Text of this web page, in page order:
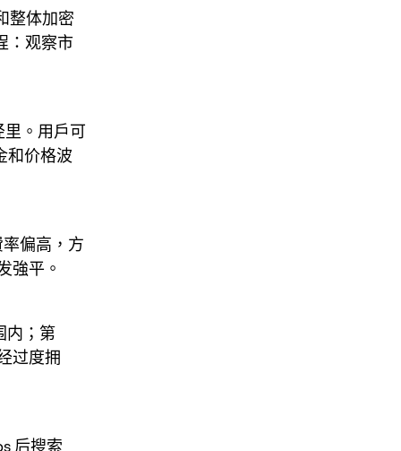
整体加密
：观察市
里。用戶可
和价格波
偏高，方
強平。
内；第
过度拥
后搜索